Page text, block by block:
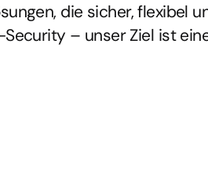
die sicher, flexibel
– unser Ziel ist